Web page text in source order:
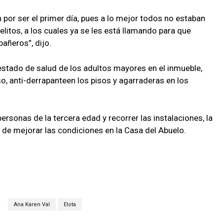
ser el primer día, pues a lo mejor todos no estaban
a los cuales ya se les está llamando para que
dijo.
de salud de los adultos mayores en el inmueble,
anti-derrapanteen los pisos y agarraderas en los
de la tercera edad y recorrer las instalaciones, la
mejorar las condiciones en la Casa del Abuelo.
Ana Karen Val Elota